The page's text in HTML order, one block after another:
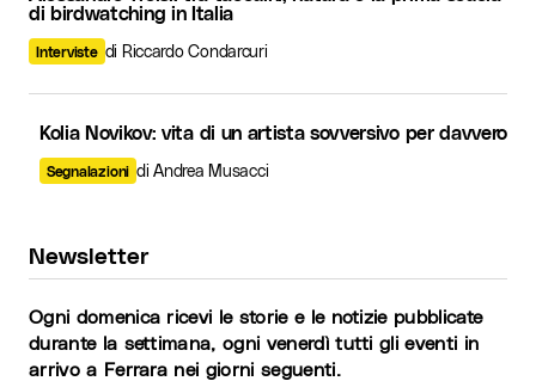
di birdwatching in Italia
Interviste di Riccardo Condarcuri
Kolia Novikov: vita di un artista sovversivo per davvero
Segnalazioni di Andrea Musacci
Newsletter
Ogni domenica ricevi le storie e le notizie pubblicate
durante la settimana, ogni venerdì tutti gli eventi in
arrivo a Ferrara nei giorni seguenti.